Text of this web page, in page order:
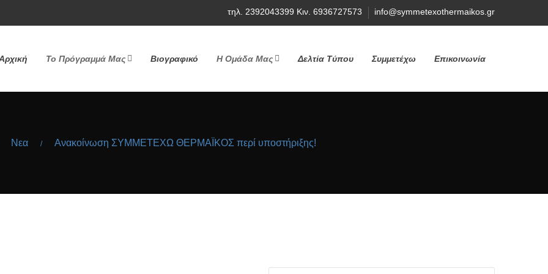
τηλ. 2392043399 Κιν. 6936727573 info@symmetexothermaikos.gr
Το Πρόγραμμά Μας Βιογραφικό Η Ομάδα Μας Δελτία Τύπου Συμμετέχω Επικοινωνία
Νεα / Ανακοίνωση ΣΥΜΜΕΤΕΧΩ ΘΕΡΜΑΪΚΟΣ περί υποστήριξης!